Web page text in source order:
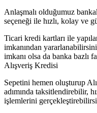
Anlaşmalı olduğumuz
seçeneği ile hızlı, kolay ve
Ticari kredi kartları ile
imkanından
imkanı olsa da banka bazlı
Alışveriş Kredisi
Sepetini hemen oluşturup
adımında taksitlendirebilir,
işlemlerini